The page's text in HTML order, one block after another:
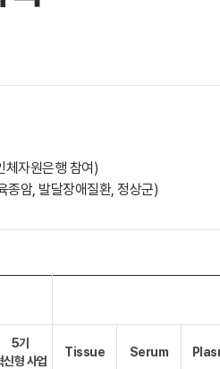
체자원은행 참여)
종암, 발달장애질환, 정상군)
5기
신형 사업
Tissue Serum